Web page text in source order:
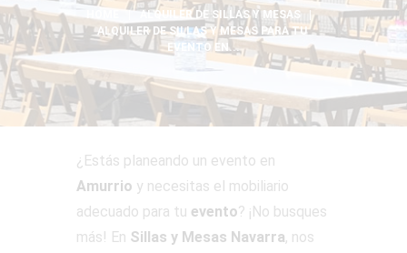
ALQUILER DE SILLAS Y MESAS
ALQUILER DE SILLAS Y MESAS PARA TU
EVENTO EN...
¿Estás planeando un evento en
Amurrio y necesitas el mobiliario
adecuado para tu evento? ¡No busques
más! En Sillas y Mesas Navarra, nos